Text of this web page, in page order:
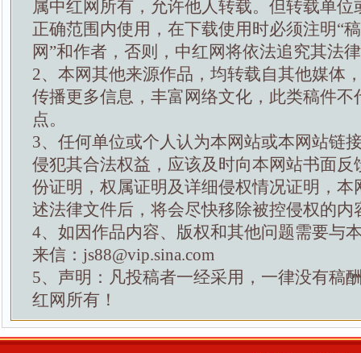
属中红网所有，允许他人转载。但转载单位
正确范围内使用，在下载使用时必须注明“
网”和作者，否则，中红网将依法追究其法
2、本网其他来源作品，均转载自其他媒体
传播更多信息，丰富网络文化，此类稿件不
点。
3、任何单位或个人认为本网站或本网站链
侵犯其合法权益，应该及时向本网站书面反
份证明，权属证明及详细侵权情况证明，本
述法律文件后，将会尽快移除被控侵权的内
4、如因作品内容、版权和其他问题需要与
来信：js88@vip.sina.com
5、声明：凡投稿者一经采用，一律没有稿
红网所有！